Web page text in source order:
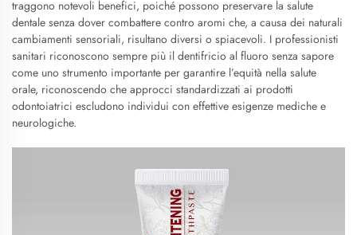
traggono notevoli benefici, poiché possono preservare la salute
dentale senza dover combattere contro aromi che, a causa dei naturali
cambiamenti sensoriali, risultano diversi o spiacevoli. I professionisti
sanitari riconoscono sempre più il dentifricio al fluoro senza sapore
come uno strumento importante per garantire l’equità nella salute
orale, riconoscendo che approcci standardizzati ai prodotti
odontoiatrici escludono individui con effettive esigenze mediche e
neurologiche.